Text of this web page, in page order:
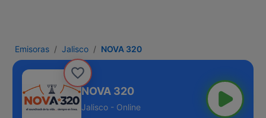
Emisoras Jalisco NOVA 320
NOVA 320
Jalisco - Online